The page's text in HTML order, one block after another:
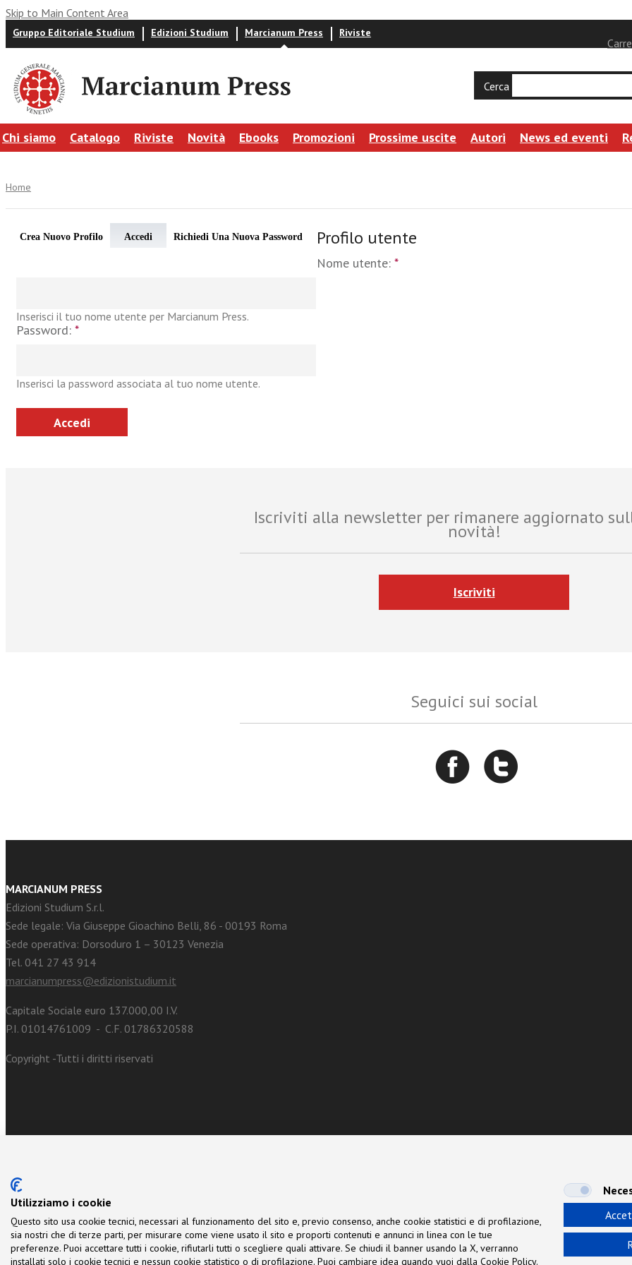
Skip to Main Content Area
Gruppo Editoriale Studium Edizioni Studium Marcianum Press Riviste
Cerca
Chi siamo Catalogo Riviste Novità Ebooks Promozioni Prossime uscite Autori News ed eventi
Home
Crea Nuovo Profilo Accedi Richiedi Una Nuova Password Profilo utente
Nome utente: *
Inserisci il tuo nome utente per Marcianum Press.
Password: *
Inserisci la password associata al tuo nome utente.
Iscriviti alla newsletter per rimanere aggiornato
novità!
Iscriviti
Seguici sui social
MARCIANUM PRESS
Edizioni Studium S.r.l.
Sede legale: Via Giuseppe Gioachino Belli, 86 - 00193 Roma
Sede operativa: Dorsoduro 1 – 30123 Venezia
Tel. 041 27 43 914
marcianumpress@edizionistudium.it
Capitale Sociale euro 137.000,00 I.V.
P.I. 01014761009 - C.F. 01786320588
Copyright -Tutti i diritti riservati
Utilizziamo i cookie
Questo sito usa cookie tecnici, necessari al funzionamento del sito e, previo consenso, anche cookie statistici e di profilazione,
sia nostri che di terze parti, per misurare come viene usato il sito e proporti contenuti e annunci in linea con le tue
preferenze. Puoi accettare tutti i cookie, rifiutarli tutti o scegliere quali attivare. Se chiudi il banner usando la X, verranno
installati solo i cookie tecnici e nessun cookie statistico o di profilazione. Puoi cambiare idea quando vuoi dalla Cookie Policy.